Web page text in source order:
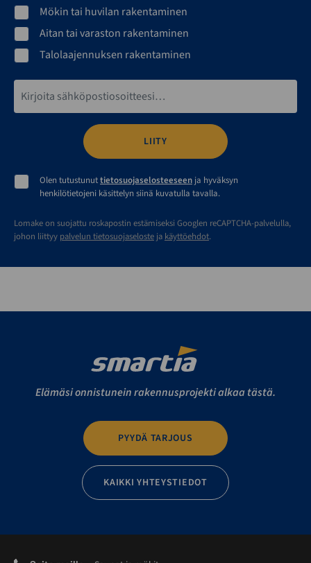
Mökin tai huvilan rakentaminen
Aitan tai varaston rakentaminen
Talolaajennuksen rakentaminen
Olen tutustunuttietosuojaselosteeseen ja hyväksyn
henkilötietojeni käsittelyn siinä kuvatulla tavalla.
Lomake on suojattu roskapostin estämiseksi Googlen reCAPTCHA-palvelulla,
johon liittyy palvelun tietosuojaseloste ja käyttöehdot.
Elämäsi onnistunein rakennusprojekti alkaa tästä.
PYYDÄ TARJOUS
KAIKKI YHTEYSTIEDOT